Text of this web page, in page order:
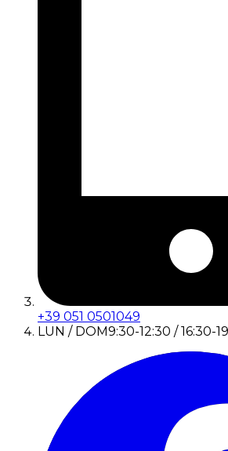
+39 051 0501049
LUN / DOM9:30-12:30 / 16:30-